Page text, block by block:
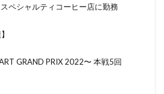
シャルティコーヒー店に勤務
GRAND PRIX 2022〜 本戦5回